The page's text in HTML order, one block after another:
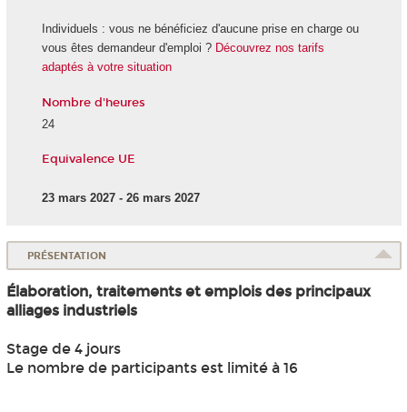
Individuels : vous ne bénéficiez d'aucune prise en charge ou
vous êtes demandeur d'emploi ? Découvrez nos tarifs
adaptés à votre situation
Nombre d'heures
24
Equivalence UE
23 mars 2027 - 26 mars 2027
PRÉSENTATION
Élaboration, traitements et emplois des principaux
alliages industriels
Stage de 4 jours
Le nombre de participants est limité à 16